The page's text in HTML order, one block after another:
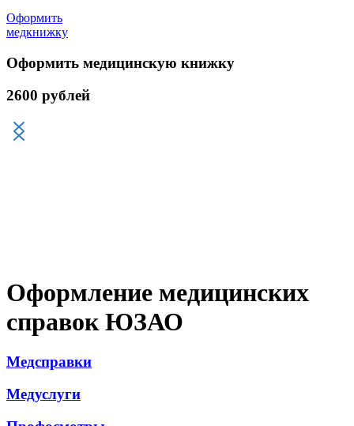
Оформить
медкнижку
Оформить медицинскую книжку
2600 рублей
Оформление медицинских
справок ЮЗАО
Медсправки
Медуслуги